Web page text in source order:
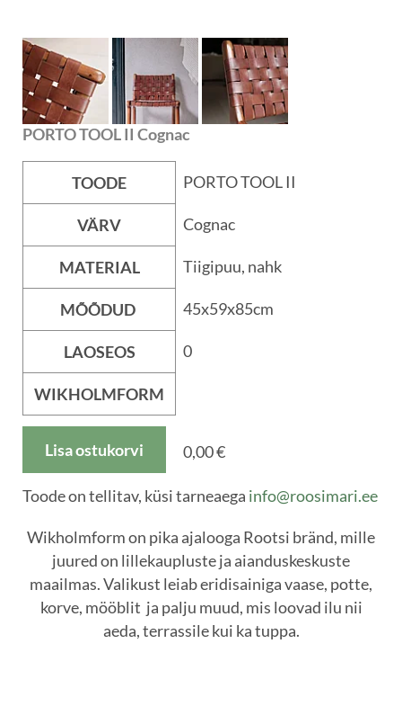
PORTO TOOL II Cognac
TOODE PORTO TOOL II
VÄRV Cognac
MATERIAL Tiigipuu, nahk
MÕÕDUD 45x59x85cm
LAOSEOS 0
WIKHOLMFORM
Lisa ostukorvi 0,00 €
Toode on tellitav, küsi tarneaega info@roosimari.ee
Wikholmform on pika ajalooga Rootsi bränd, mille
juured on lillekaupluste ja aianduskeskuste
maailmas. Valikust leiab eridisainiga vaase, potte,
korve, mööblit ja palju muud, mis loovad ilu nii
aeda, terrassile kui ka tuppa.